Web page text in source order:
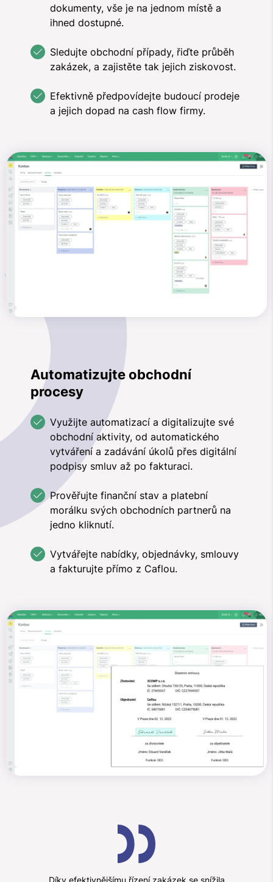
dokumenty, vše je na jednom místě a
ihned dostupné.
Sledujte obchodní případy, řiďte průběh
zakázek, a zajistěte tak jejich ziskovost.
Efektivně předpovídejte budoucí prodeje
a jejich dopad na cash flow firmy.
Automatizujte obchodní
procesy
Využijte automatizací a digitalizujte své
obchodní aktivity, od automatického
vytváření a zadávání úkolů přes digitální
podpisy smluv až po fakturaci.
Prověřujte finanční stav a platební
morálku svých obchodních partnerů na
jedno kliknutí.
Vytvářejte nabídky, objednávky, smlouvy
a fakturujte přímo z Caflou.
Díky efektivnějšímu řízení zakázek se snížila